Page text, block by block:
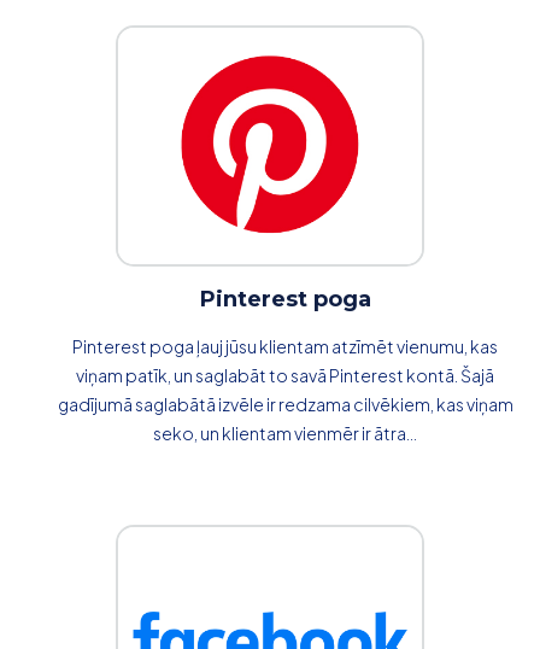
Pinterest poga
Pinterest poga ļauj jūsu klientam atzīmēt vienumu, kas
viņam patīk, un saglabāt to savā Pinterest kontā. Šajā
gadījumā saglabātā izvēle ir redzama cilvēkiem, kas viņam
seko, un klientam vienmēr ir ātra...